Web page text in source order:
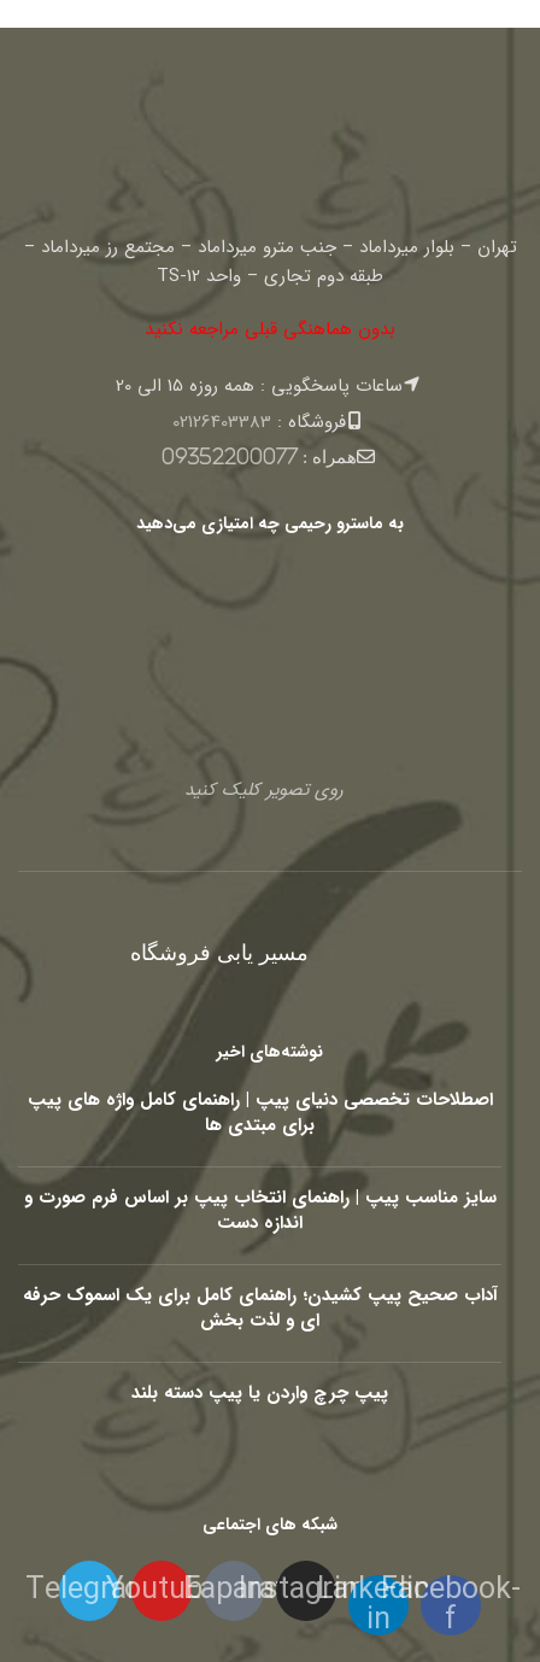
تهران – بلوار میرداماد – جنب مترو میرداماد – مجتمع رز میرداماد –
طبقه دوم تجاری – واحد TS-12
بدون هماهنگی قبلی مراجعه نکنید
ساعات پاسخگویی : همه روزه 15 الی 20
فروشگاه : 02126403383
همراه :09352200077
به ماسترو رحیمی چه امتیازی می‌دهید
روی تصویر کلیک کنید
مسیر یابی فروشگاه
نوشته‌های اخیر
اصطلاحات تخصصی دنیای پیپ | راهنمای کامل واژه های پیپ
برای مبتدی ها
سایز مناسب پیپ | راهنمای انتخاب پیپ بر اساس فرم صورت و
اندازه دست
آداب صحیح پیپ کشیدن؛ راهنمای کامل برای یک اسموک حرفه
ای و لذت بخش
پیپ چرچ واردن یا پیپ دسته بلند
شبکه های اجتماعی
Facebook-
f
Linkedin-
in
Instagram
Eaparat
Youtube
Telegram